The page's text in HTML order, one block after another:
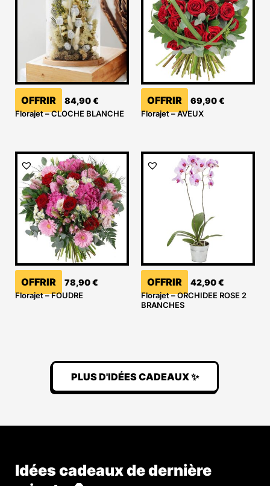
OFFRIR 84,90€
Florajet – CLOCHE BLANCHE
OFFRIR 69,90€
Florajet – AVEUX
OFFRIR 78,90€
Florajet – FOUDRE
OFFRIR 42,90€
Florajet – ORCHIDEE ROSE 2
BRANCHES
PLUS D'IDÉES CADEAUX ✨
Idées cadeaux de dernière